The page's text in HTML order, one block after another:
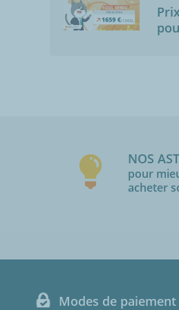
NOS
pour
acheter
Modes de paiement